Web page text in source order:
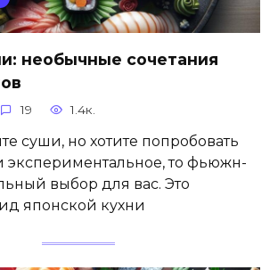
необычные сочетания
19 1.4к.
суши, но хотите попробовать
экспериментальное, то фьюжн-
выбор для вас. Это
японской кухни